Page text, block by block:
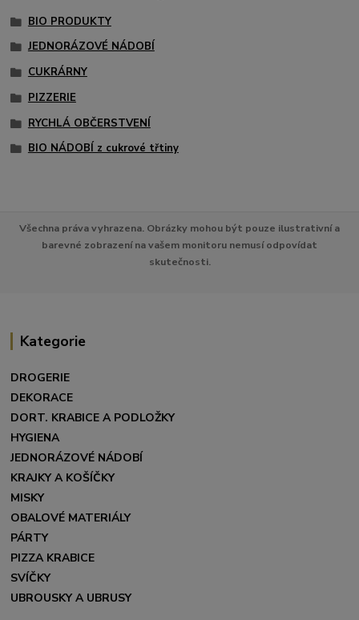
BIO PRODUKTY
JEDNORÁZOVÉ NÁDOBÍ
CUKRÁRNY
PIZZERIE
RYCHLÁ OBČERSTVENÍ
BIO NÁDOBÍ z cukrové třtiny
Všechna práva vyhrazena. Obrázky mohou být pouze ilustrativní a
barevné zobrazení na vašem monitoru nemusí odpovídat
skutečnosti.
Kategorie
DROGERIE
DEKORACE
DORT. KRABICE A PODLOŽKY
HYGIENA
JEDNORÁZOVÉ NÁDOBÍ
KRAJKY A KOŠÍČKY
MISKY
OBALOVÉ MATERIÁLY
PÁRTY
PIZZA KRABICE
SVÍČKY
UBROUSKY A UBRUSY